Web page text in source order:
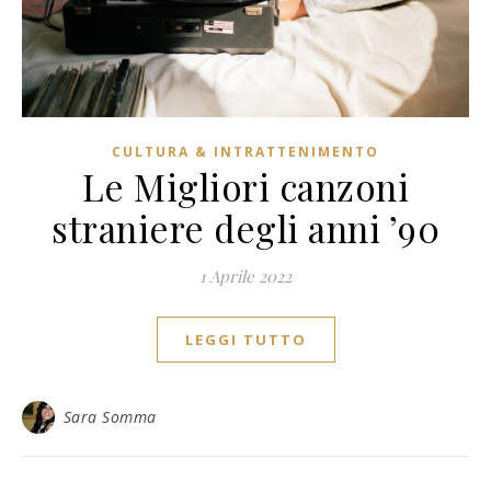
CULTURA & INTRATTENIMENTO
Le Migliori canzoni
straniere degli anni ’90
1 Aprile 2022
LEGGI TUTTO
Sara Somma